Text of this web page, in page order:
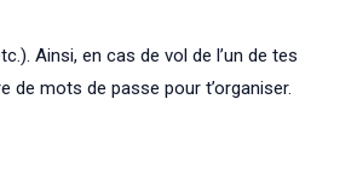
Ainsi, en cas de vol de l’un de tes
mots de passe pour t’organiser.